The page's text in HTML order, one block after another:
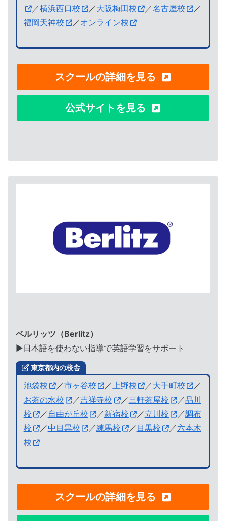
／横浜西口校 ／大阪梅田校 ／名古屋校
／
福岡天神校
／オンライン校
スクールの詳細を見る
公式サイトを見る
ベルリッツ（Berlitz）
▶︎日本語を使わない指導で英語学習をサポート
東京都内の校舎
池袋校 ／市ヶ谷校 ／上野校 ／大手町校
／
お茶の水校
／吉祥寺校 ／三軒茶屋校 ／品川
校
／ 自由が丘校 ／新宿校 ／立川校 ／調布
校
／中目黒校 ／練馬校 ／ 目黒校 ／六本木
校
スクールの詳細を見る